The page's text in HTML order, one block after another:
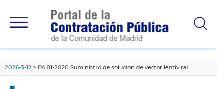
principal
2026-3-12 PA 01-2020 Suministro de solucion de vector lentiviral